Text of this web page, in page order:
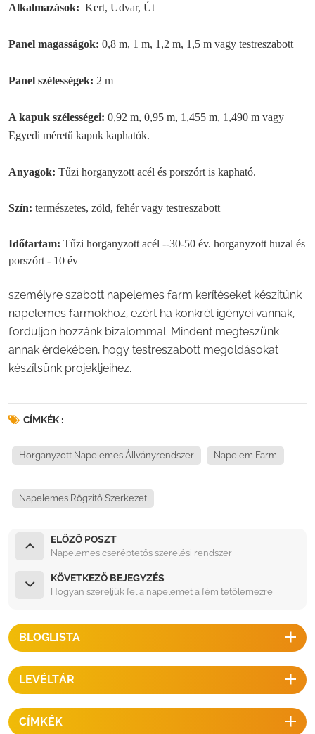
Alkalmazások: Kert, Udvar, Út
Panel magasságok: 0,8 m, 1 m, 1,2 m, 1,5 m vagy testreszabott
Panel szélességek: 2 m
A kapuk szélességei: 0,92 m, 0,95 m, 1,455 m, 1,490 m vagy
Egyedi méretű kapuk kaphatók.
Anyagok: Tűzi horganyzott acél és porszórt is kapható.
Szín: természetes, zöld, fehér vagy testreszabott
Időtartam: Tűzi horganyzott acél --30-50 év. horganyzott huzal és
porszórt - 10 év
személyre szabott napelemes farm kerítéseket készítünk
napelemes farmokhoz, ezért ha konkrét igényei vannak,
forduljon hozzánk bizalommal. Mindent megteszünk
annak érdekében, hogy testreszabott megoldásokat
készítsünk projektjeihez.
CÍMKÉK :
Horganyzott Napelemes Állványrendszer Napelem Farm
Napelemes Rögzítő Szerkezet
ELŐZŐ POSZT
Napelemes cseréptetős szerelési rendszer
KÖVETKEZŐ BEJEGYZÉS
Hogyan szereljük fel a napelemet a fém tetőlemezre
BLOGLISTA
LEVÉLTÁR
CÍMKÉK